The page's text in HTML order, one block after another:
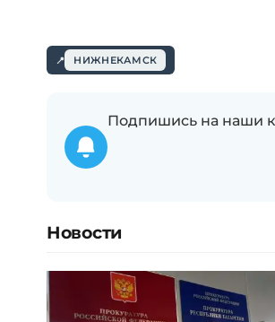
НИЖНЕКАМСК
Подпишись на наши
Новости